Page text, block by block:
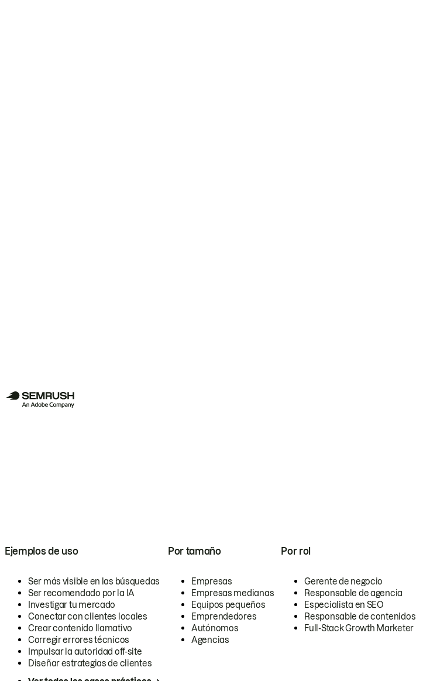
Ejemplos de uso
Ser más visible en las búsquedas
Ser recomendado por la IA
Investigar tu mercado
Conectar con clientes locales
Crear contenido llamativo
Corregir errores técnicos
Impulsar la autoridad off-site
Diseñar estrategias de clientes
Por tamaño
Empresas
Empresas medianas
Equipos pequeños
Emprendedores
Autónomos
Agencias
Por rol
Gerente de negocio
Responsable de agencia
Especialista en SEO
Responsable de contenidos
Full-Stack Growth Marketer